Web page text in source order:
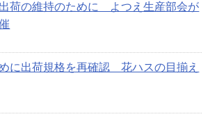
荷の維持のために よつえ生産部会が
に出荷規格を再確認 花ハスの目揃え